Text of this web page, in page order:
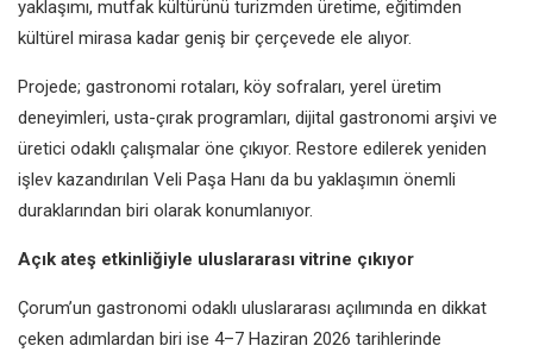
yaklaşımı, mutfak kültürünü turizmden üretime, eğitimden
kültürel mirasa kadar geniş bir çerçevede ele alıyor.
Projede; gastronomi rotaları, köy sofraları, yerel üretim
deneyimleri, usta-çırak programları, dijital gastronomi arşivi ve
üretici odaklı çalışmalar öne çıkıyor. Restore edilerek yeniden
işlev kazandırılan Veli Paşa Hanı da bu yaklaşımın önemli
duraklarından biri olarak konumlanıyor.
Açık ateş etkinliğiyle uluslararası vitrine çıkıyor
Çorum’un gastronomi odaklı uluslararası açılımında en dikkat
çeken adımlardan biri ise 4–7 Haziran 2026 tarihlerinde